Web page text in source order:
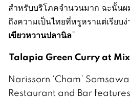
สำหรับบริโภคจำนวนมาก ฉะนั้น
ถึงความเป็นไทยที่หรูหราแต่เรียบ
เขียวหวานปลานิล”
Talapia Green Curry at
Narissorn ‘Cham’
Restaurant and Bar